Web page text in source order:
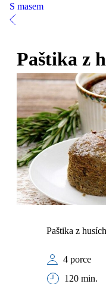
S masem
Paštika z
Paštika z
4 porce
120 min.